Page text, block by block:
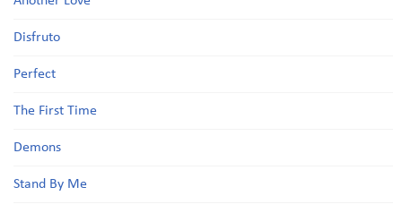
Disfruto
Perfect
The First Time
Demons
Stand By Me